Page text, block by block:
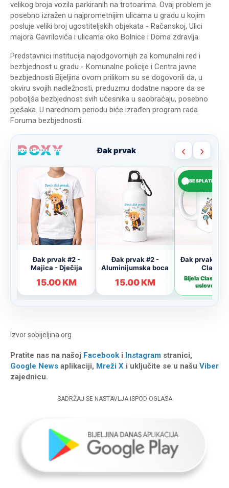
velikog broja vozila parkiranih na trotoarima. Ovaj problem je
posebno izražen u najprometnijim ulicama u gradu u kojim
posluje veliki broj ugostiteljskih objekata - Račanskoj, Ulici
majora Gavrilovića i ulicama oko Bolnice i Doma zdravlja.
Predstavnici institucija najodgovornijih za komunalni red i
bezbjednost u gradu - Komunalne policije i Centra javne
bezbjednosti Bijeljina ovom prilikom su se dogovorili da, u
okviru svojih nadležnosti, preduzmu dodatne napore da se
poboljša bezbjednost svih učesnika u saobraćaju, posebno
pješaka. U narednom periodu biće izrađen program rada
Foruma bezbjednosti.
Izvorsobijeljina.org
Pratite nas na našoj Facebook i Instagram stranici,
Google News aplikaciji, Mreži X i uključite se u našu Viber
zajednicu.
SADRŽAJ SE NASTAVLJA ISPOD OGLASA